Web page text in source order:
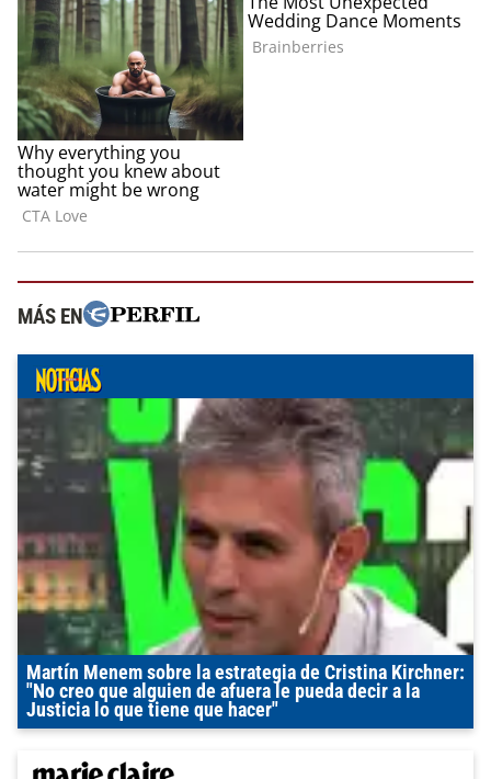
MÁS EN
Martín Menem sobre la estrategia de Cristina Kirchner:
"No creo que alguien de afuera le pueda decir a la
Justicia lo que tiene que hacer"